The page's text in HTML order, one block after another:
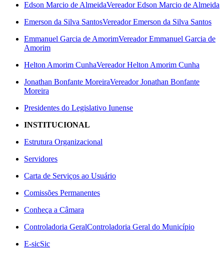
Edson Marcio de AlmeidaVereador Edson Marcio de Almeida
Emerson da Silva SantosVereador Emerson da Silva Santos
Emmanuel Garcia de AmorimVereador Emmanuel Garcia de
Amorim
Helton Amorim CunhaVereador Helton Amorim Cunha
Jonathan Bonfante MoreiraVereador Jonathan Bonfante
Moreira
Presidentes do Legislativo Iunense
INSTITUCIONAL
Estrutura Organizacional
Servidores
Carta de Serviços ao Usuário
Comissões Permanentes
Conheça a Câmara
Controladoria GeralControladoria Geral do Município
E-sicSic